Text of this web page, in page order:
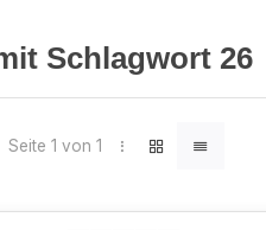
Schlagwort 26
Seite 1 von 1